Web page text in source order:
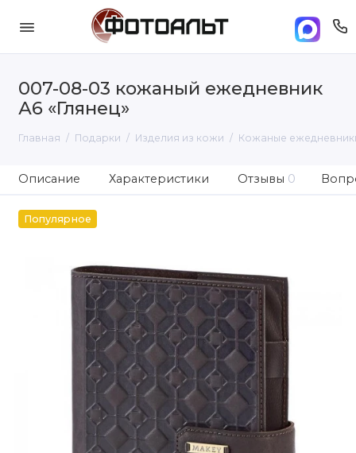
007-08-03 кожаный ежедневник
А6 «Глянец»
Главная Подарки Изделия из кожи Кожаные
Описание Характеристики Отзывы 0
Популярное